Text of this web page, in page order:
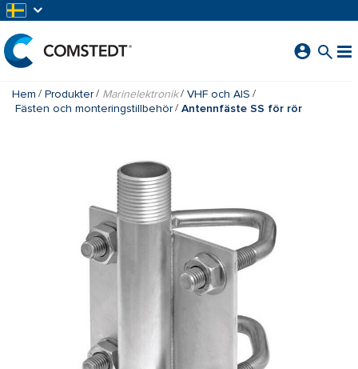
Hem Produkter Marinelektronik
VHF och AIS
Fästen och monteringstillbehör
Antennfäste SS för rör